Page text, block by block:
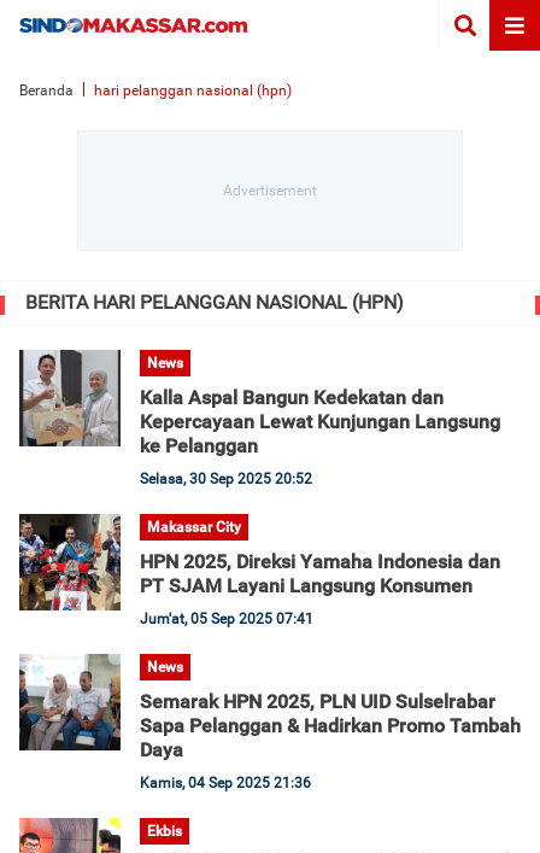
Beranda hari pelanggan nasional (hpn)
BERITA HARI PELANGGAN NASIONAL (HPN)
News
Kalla Aspal Bangun Kedekatan dan
Kepercayaan Lewat Kunjungan Langsung
ke Pelanggan
Selasa, 30 Sep 2025 20:52
Makassar City
HPN 2025, Direksi Yamaha Indonesia dan
PT SJAM Layani Langsung Konsumen
Jum'at, 05 Sep 2025 07:41
News
Semarak HPN 2025, PLN UID Sulselrabar
Sapa Pelanggan & Hadirkan Promo Tambah
Daya
Kamis, 04 Sep 2025 21:36
Ekbis